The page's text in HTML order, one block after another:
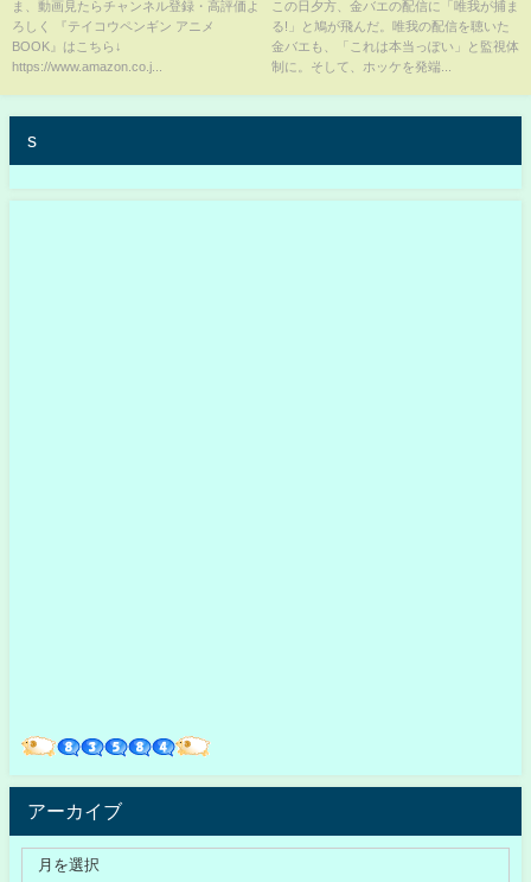
ま、動画見たらチャンネル登録・高評価よ
ろしく 『テイコウペンギン アニメ
BOOK』はこちら↓
https://www.amazon.co.j...
うなる?
この日夕方、金バエの配信に「唯我が捕ま
る!」と鳩が飛んだ。唯我の配信を聴いた
金バエも、「これは本当っぽい」と監視体
制に。そして、ホッケを発端...
s
アーカイブ